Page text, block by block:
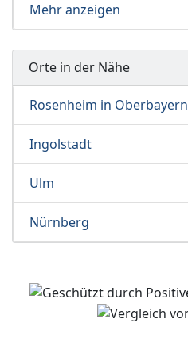
Mehr anzeigen
Orte in der Nähe
Rosenheim in Oberbayern
Ingolstadt
Ulm
Nürnberg